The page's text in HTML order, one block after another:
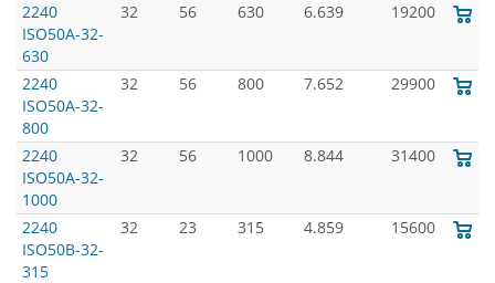
2240
ISO50A-32-
630
32 56 630 6.639 19200
2240
ISO50A-32-
800
32 56 800 7.652 29900
2240
ISO50A-32-
1000
32 56 1000 8.844 31400
2240
ISO50B-32-
315
32 23 315 4.859 15600